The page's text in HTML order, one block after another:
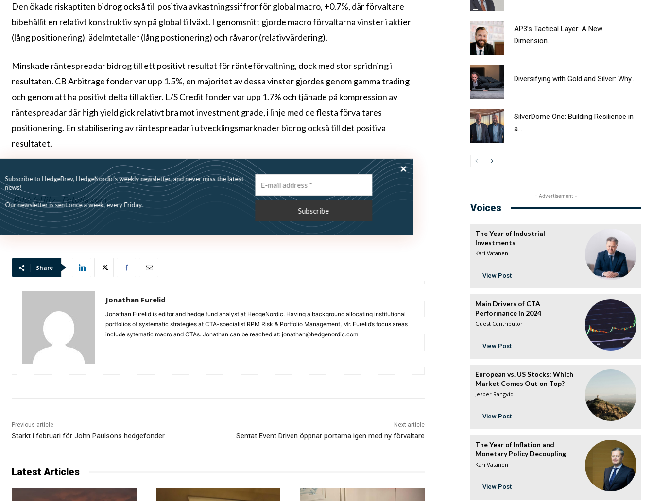
Den ökade riskaptiten bidrog också till positiva avkastningssiffror för global macro, +0.7%, där förvaltare
bibehållit en relativt konstruktiv syn på global tillväxt. I genomsnitt gjorde macro förvaltarna vinster i aktier
(lång positionering), ädelmtetaller (lång postionering) och råvaror (relativvärdering).
Minskade räntespreadar bidrog till ett positivt resultat för ränteförvaltning, dock med stor spridning i
resultaten. CB Arbitrage fonder var upp 1.5%, en majoritet av dessa vinster gjordes genom gamma trading
och genom att ha positivt delta till aktier. L/S Credit fonder var upp 1.7% och tjänade på kompression av
räntespreadar där high yield gick relativt bra mot investment grade, i linje med de flesta förvaltares
positionering. En stabilisering av räntespreadar i utvecklingsmarknader bidrog också till det positiva
resultatet.
Bild: (c) lily—Fotolia.com
Subscribe to HedgeBrev, HedgeNordic’s weekly newsletter, and never miss the latest
news!
Our newsletter is sent once a week, every Friday.
Share
Jonathan Furelid
Jonathan Furelid is editor and hedge fund analyst at HedgeNordic. Having a background allocating institutional
portfolios of systematic strategies at CTA-specialist RPM Risk & Portfolio Management, Mr. Furelid’s focus areas
include sytematic macro and CTAs. Jonathan can be reached at: jonathan@hedgenordic.com
Previous article
Starkt i februari för John Paulsons hedgefonder
Next article
Sentat Event Driven öppnar portarna igen med ny förvaltare
Latest Articles
AP3’s Tactical Layer: A New
Dimension...
Diversifying with Gold and Silver: Why...
SilverDome One: Building Resilience in
a...
- Advertisement -
Voices
The Year of Industrial
Investments
Kari Vatanen
View Post
Main Drivers of CTA
Performance in 2024
Guest Contributor
View Post
European vs. US Stocks: Which
Market Comes Out on Top?
Jesper Rangvid
View Post
The Year of Inflation and
Monetary Policy Decoupling
Kari Vatanen
View Post